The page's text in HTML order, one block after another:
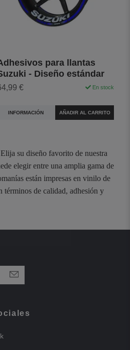
para llantas
- Diseño estándar
€ En stock
INFORMACIÓN AÑADIR AL CARRITO
su diseño favorito de nuestra
elegir entre una amplia gama de
están impresas en vinilo de
términos de calidad, adhesión y